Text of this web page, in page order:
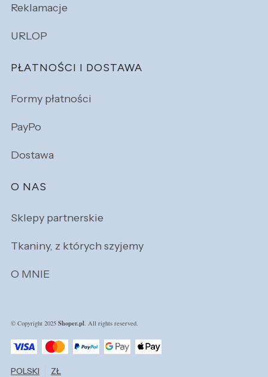
Reklamacje
URLOP
PŁATNOŚCI I DOSTAWA
Formy płatności
PayPo
Dostawa
O NAS
Sklepy partnerskie
Tkaniny, z których szyjemy
O MNIE
© Copyright 2025 Shoper.pl . All rights reserved.
POLSKI ZŁ